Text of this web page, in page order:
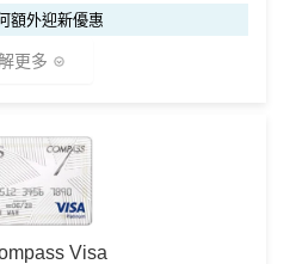
析...
HK$15,000簽賬
Airbnb)及DCC交易無回贈
冊地清單)
算市場上最高，高年薪有其他
額外迎新優惠
更多
都申請得！
贈
Visa